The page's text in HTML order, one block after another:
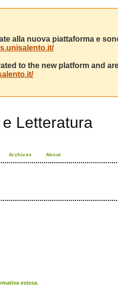
alla nuova piattaforma e
to the new platform and
Letteratura
Archives About
estesa